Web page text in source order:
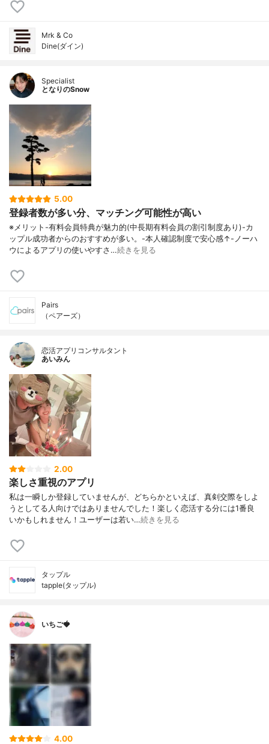
Mrk & Co
Dine(ダイン)
Specialist
となりのSnow
5.00
登録者数が多い分、マッチング可能性が高い
※メリット-有料会員特典が魅力的(中長期有料会員の割引制度あり)-カ
ップル成功者からのおすすめが多い。-本人確認制度で安心感↑-ノーハ
ウによるアプリの使いやすさ…続きを見る
Pairs
（ペアーズ）
恋活アプリコンサルタント
あいみん
2.00
楽しさ重視のアプリ
私は一瞬しか登録していませんが、どちらかといえば、真剣交際をしよ
うとしてる人向けではありませんでした！楽しく恋活する分には1番良
いかもしれません！ユーザーは若い…続きを見る
タップル
tapple(タップル)
いちご🍓
4.00